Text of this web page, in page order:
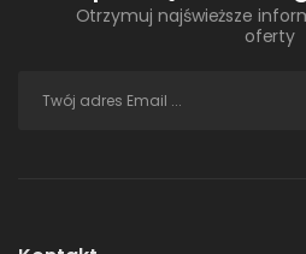
Otrzymuj najświeższe
oferty